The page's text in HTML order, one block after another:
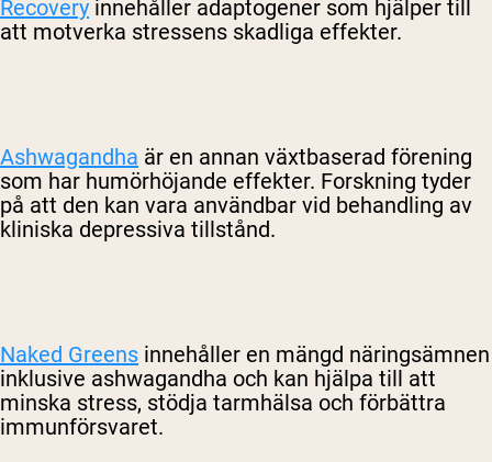
Recovery innehåller adaptogener som hjälper till
att motverka stressens skadliga effekter.
Ashwagandha är en annan växtbaserad förening
som har humörhöjande effekter. Forskning tyder
på att den kan vara användbar vid behandling av
kliniska depressiva tillstånd.
Naked Greens innehåller en mängd näringsämnen
inklusive ashwagandha och kan hjälpa till att
minska stress, stödja tarmhälsa och förbättra
immunförsvaret.